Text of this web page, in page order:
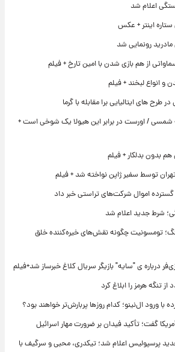
اعلام شد
اینتر + عکس
مادرید رونمایی شد
از هم بازی شدن با امین تارخ + فیلم
و انواع لبخند + فیلم
طرح های ایتالیایی برا مقابله با گرما
شمسی / اورست در برابر این هیولا یک شوخی است +
بدون بدلکار + فیلم
توسط سفیر ژاپن نواخته شد + فیلم
اموال شرکت‌های تراستی خبر داد
شرط جدید اعلام شد
تومسونیت چگونه نقش‌های خیره‌کننده خلق
درباره ی "سایه" بازیگر سریال کلاغ خبرساز شد+فیلم
ورود ال‌نینو؛ کدام روزها پربارش‌تر خواهند بود؟
گفت؛ تأکید فیدان بر ضرورت مهار اسرائیل
پرسپولیس اعلام شد؛ تیکدری، محبی و سرگیف با